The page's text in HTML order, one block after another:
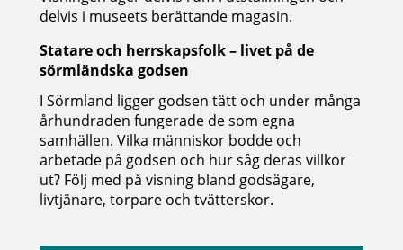
delvis i museets berättande magasin.
Statare och herrskapsfolk – livet på de
sörmländska godsen
I Sörmland ligger godsen tätt och under många
århundraden fungerade de som egna
samhällen. Vilka människor bodde och
arbetade på godsen och hur såg deras villkor
ut? Följ med på visning bland godsägare,
livtjänare, torpare och tvätterskor.